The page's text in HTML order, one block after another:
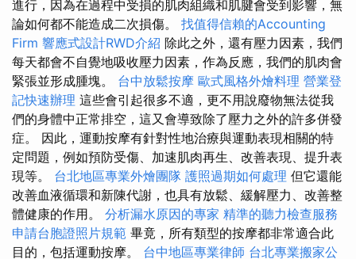
進行，因為在過程中受損的肌肉組織和肌腱會受到影響，無
論如何都不能造成二次損傷。 找值得信賴的Accounting
Firm 響應式設計RWD介紹 除此之外，還有壓力因素，我們
每天都會不自覺地吸收壓力因素，作為反應，我們的肌肉會
緊張並形成腫塊。 台中放鬆按摩 歐式風格外燴料理 營業登
記快速辦理 這些會引起很多不適，更不用說廢物無法從我
們的身體中正常排空，這又會導致除了壓力之外的許多併發
症。 因此，運動按摩有針對性地治療與運動表現相關的特
定問題，例如預防受傷、加速肌肉再生、改善表現、提升表
現等。 台北地區專業外燴團隊 護照過期如何處理 但它還能
改善血液循環和新陳代謝，也具有放鬆、緩解壓力、改善整
體健康的作用。 分析漏水原因的專家 精準的聽力檢查服務
申請台胞證照片規範 畢竟，所有類型的按摩都非常適合此
目的，包括運動按摩。 台中地區專業律師 台北專業搬家公